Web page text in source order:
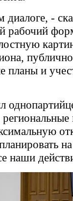
-
рабочий
планы и
на
наши